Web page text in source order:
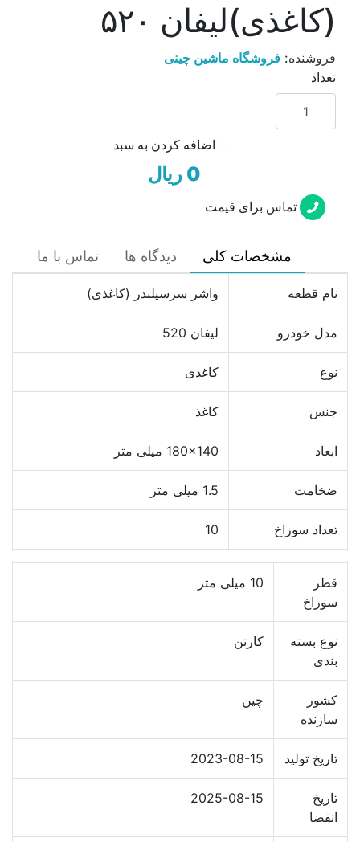
(کاغذی)لیفان ۵۲۰
فروشنده: فروشگاه ماشین چینی
تعداد
اضافه کردن به سبد
0 ریال
تماس برای قیمت
مشخصات کلی دیدگاه ها تماس با ما
نام قطعه واشر سرسیلندر (کاغذی)
مدل خودرو لیفان 520
نوع کاغذی
جنس کاغذ
ابعاد 180x140 میلی متر
ضخامت 1.5 میلی متر
تعداد سوراخ 10
قطر
سوراخ
10 میلی متر
نوع بسته
بندی
کارتن
کشور
سازنده
چین
تاریخ تولید 2023-08-15
تاریخ
انقضا
2025-08-15